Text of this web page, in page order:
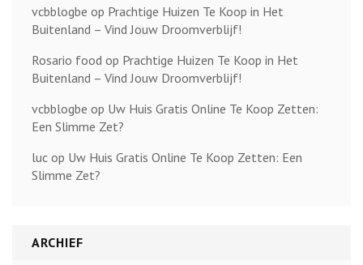
vcbblogbe op Prachtige Huizen Te Koop in Het
Buitenland – Vind Jouw Droomverblijf!
Rosario food op Prachtige Huizen Te Koop in Het
Buitenland – Vind Jouw Droomverblijf!
vcbblogbe op Uw Huis Gratis Online Te Koop Zetten:
Een Slimme Zet?
luc op Uw Huis Gratis Online Te Koop Zetten: Een
Slimme Zet?
ARCHIEF